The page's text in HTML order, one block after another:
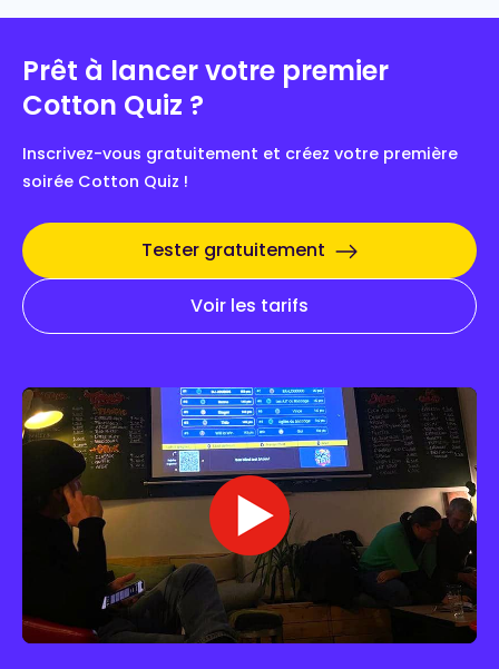
Prêt à lancer votre premier
Cotton Quiz ?
Inscrivez-vous gratuitement et créez votre première
soirée Cotton Quiz !
Tester gratuitement
Voir les tarifs